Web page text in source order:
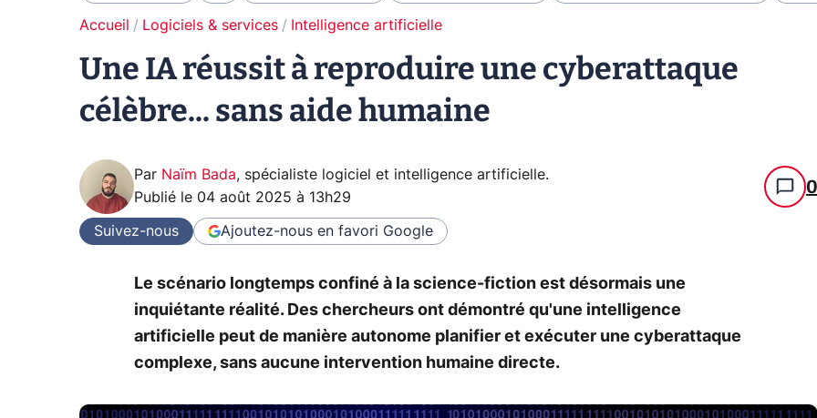
Accueil Logiciels & services Intelligence artificielle
Une IA réussit à reproduire une cyberattaque
célèbre... sans aide humaine
Par Naïm Bada, spécialiste logiciel et intelligence artificielle.
Publié le 04 août 2025 à 13h29 0
Suivez-nous Ajoutez-nous en favori Google
Le scénario longtemps confiné à la science-fiction est désormais une
inquiétante réalité. Des chercheurs ont démontré qu'une intelligence
artificielle peut de manière autonome planifier et exécuter une cyberattaque
complexe, sans aucune intervention humaine directe.